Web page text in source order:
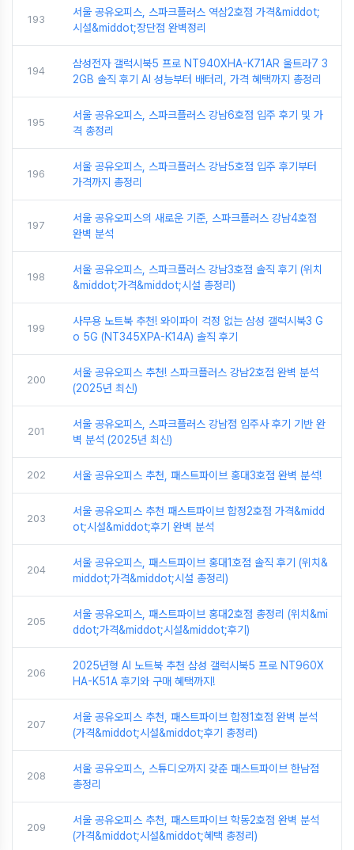
193
서울 공유오피스, 스파크플러스 역삼2호점 가격&middot;
시설&middot;장단점 완벽정리
194
삼성전자 갤럭시북5 프로 NT940XHA-K71AR 울트라7 3
2GB 솔직 후기 AI 성능부터 배터리, 가격 혜택까지 총정리
195
서울 공유오피스, 스파크플러스 강남6호점 입주 후기 및 가
격 총정리
196
서울 공유오피스, 스파크플러스 강남5호점 입주 후기부터
가격까지 총정리
197
서울 공유오피스의 새로운 기준, 스파크플러스 강남4호점
완벽 분석
198
서울 공유오피스, 스파크플러스 강남3호점 솔직 후기 (위치
&middot;가격&middot;시설 총정리)
199
사무용 노트북 추천! 와이파이 걱정 없는 삼성 갤럭시북3 G
o 5G (NT345XPA-K14A) 솔직 후기
200
서울 공유오피스 추천! 스파크플러스 강남2호점 완벽 분석
(2025년 최신)
201
서울 공유오피스, 스파크플러스 강남점 입주사 후기 기반 완
벽 분석 (2025년 최신)
202 서울 공유오피스 추천, 패스트파이브 홍대3호점 완벽 분석!
203
서울 공유오피스 추천 패스트파이브 합정2호점 가격&midd
ot;시설&middot;후기 완벽 분석
204
서울 공유오피스, 패스트파이브 홍대1호점 솔직 후기 (위치&
middot;가격&middot;시설 총정리)
205
서울 공유오피스, 패스트파이브 홍대2호점 총정리 (위치&mi
ddot;가격&middot;시설&middot;후기)
206
2025년형 AI 노트북 추천 삼성 갤럭시북5 프로 NT960X
HA-K51A 후기와 구매 혜택까지!
207
서울 공유오피스 추천, 패스트파이브 합정1호점 완벽 분석
(가격&middot;시설&middot;후기 총정리)
208
서울 공유오피스, 스튜디오까지 갖춘 패스트파이브 한남점
총정리
209
서울 공유오피스 추천, 패스트파이브 학동2호점 완벽 분석
(가격&middot;시설&middot;혜택 총정리)